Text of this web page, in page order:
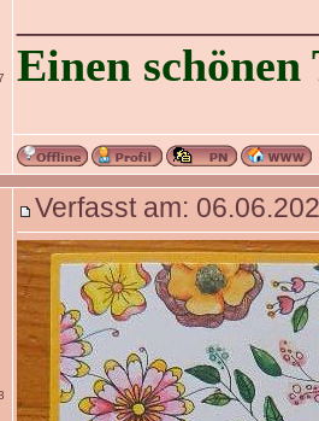
Einen
Verfasst am: